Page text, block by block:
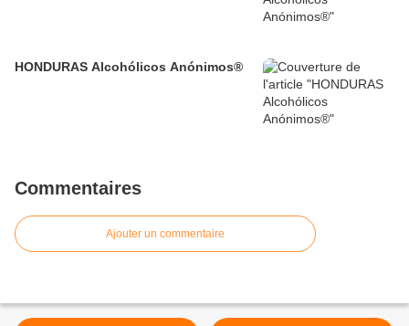
HONDURAS Alcohólicos Anónimos®
Commentaires
Ajouter un commentaire